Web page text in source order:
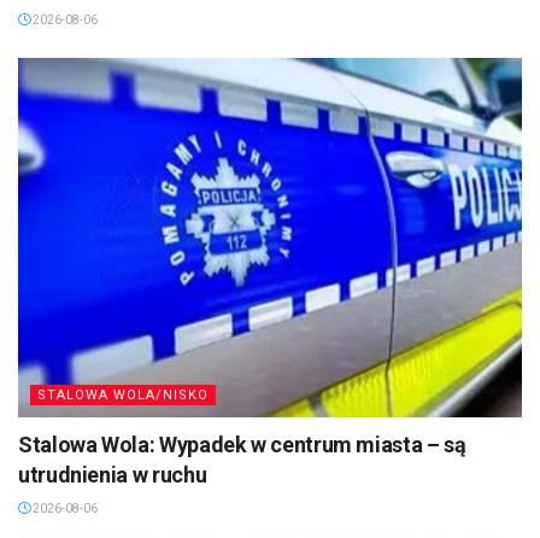
2026-08-06
STALOWA WOLA/NISKO
Stalowa Wola: Wypadek w centrum miasta – są
utrudnienia w ruchu
2026-08-06